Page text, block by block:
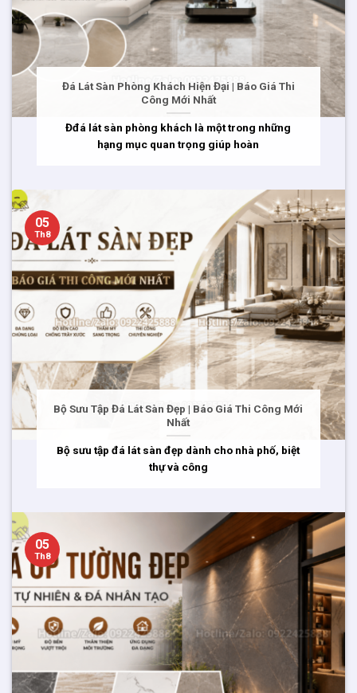
Đá Lát Sàn Phòng Khách Hiện Đại | Báo Giá Thi
Công Mới Nhất
Đđá lát sàn phòng khách là một trong những
hạng mục quan trọng giúp hoàn
Bộ Sưu Tập Đá Lát Sàn Đẹp | Báo Giá Thi Công Mới
Nhất
Bộ sưu tập đá lát sàn đẹp dành cho nhà phố, biệt
thự và công
05
Th8
05
Th8